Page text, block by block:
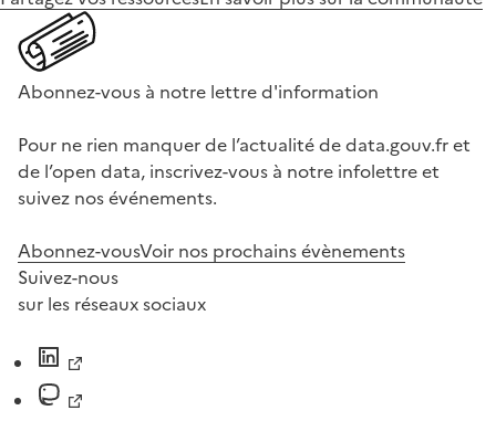
Abonnez-vous à notre lettre d'information
Pour ne rien manquer de l’actualité de data.gouv.fr et
de l’open data, inscrivez-vous à notre infolettre et
suivez nos événements.
Abonnez-vousVoir nos prochains évènements
Suivez-nous
sur les réseaux sociaux